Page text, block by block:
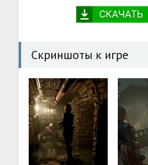
Скриншоты к игре